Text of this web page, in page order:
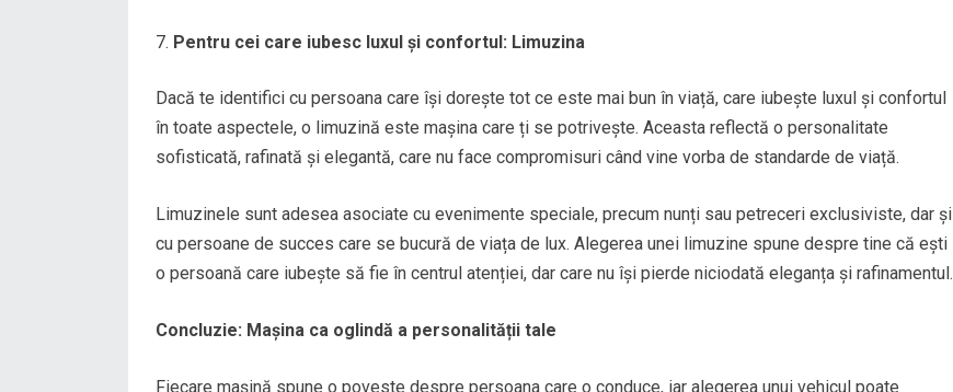
Pentru cei care iubesc luxul și confortul: Limuzina
Dacă te identifici cu persoana care își dorește tot ce este mai bun în viață, care iubește luxul și confortul
în toate aspectele, o limuzină este mașina care ți se potrivește. Aceasta reflectă o personalitate
sofisticată, rafinată și elegantă, care nu face compromisuri când vine vorba de standarde de viață.
Limuzinele sunt adesea asociate cu evenimente speciale, precum nunți sau petreceri exclusiviste, dar și
cu persoane de succes care se bucură de viața de lux. Alegerea unei limuzine spune despre tine că ești
o persoană care iubește să fie în centrul atenției, dar care nu își pierde niciodată eleganța și rafinamentul.
Concluzie: Mașina ca oglindă a personalității tale
Fiecare mașină spune o poveste despre persoana care o conduce, iar alegerea unui vehicul poate